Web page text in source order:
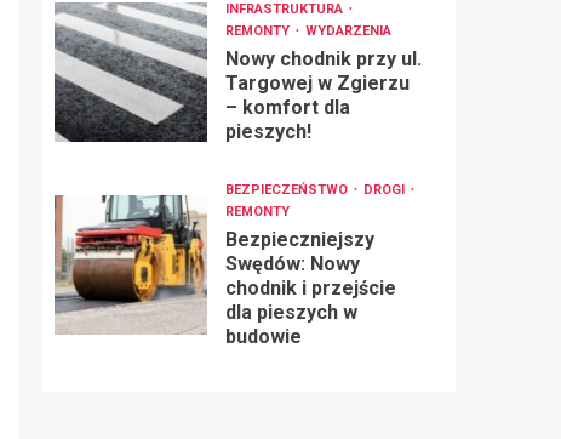
INFRASTRUKTURA
REMONTY
WYDARZENIA
Nowy chodnik przy ul.
Targowej w Zgierzu
– komfort dla
pieszych!
BEZPIECZEŃSTWO
DROGI
REMONTY
Bezpieczniejszy
Swędów: Nowy
chodnik i przejście
dla pieszych w
budowie